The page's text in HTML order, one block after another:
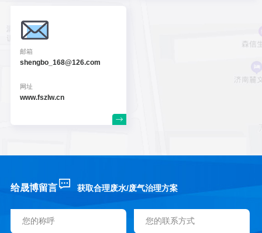
邮箱
shengbo_168@126.com
网址
www.fszlw.cn
给晟博留言 获取合理废水/废气治理方案